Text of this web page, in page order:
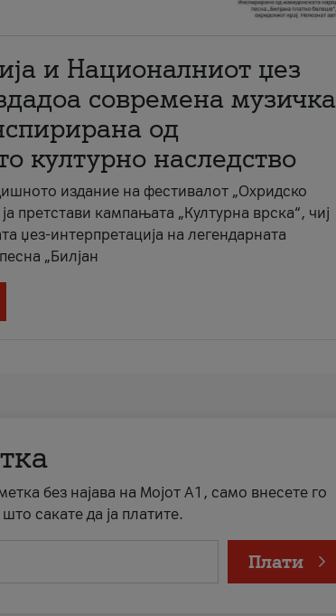
и Националниот џез
современа музичка
од
културно наследство
издание на фестивалот „Охридско
претстави кампањата „Културна врска“, чиј
џез-интерпретација на легендарната
„Билјан
без најава на Мојот А1, само внесете го
сакате да ја платите.
Плати